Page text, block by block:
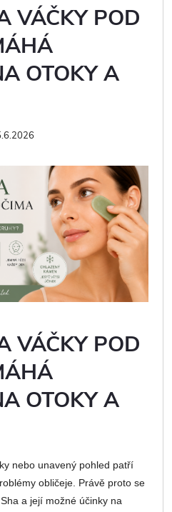
VÁČKY POD
OTOKY A
VÁČKY POD
OTOKY A
nebo unavený pohled patří
obličeje. Právě proto se
a její možné účinky na